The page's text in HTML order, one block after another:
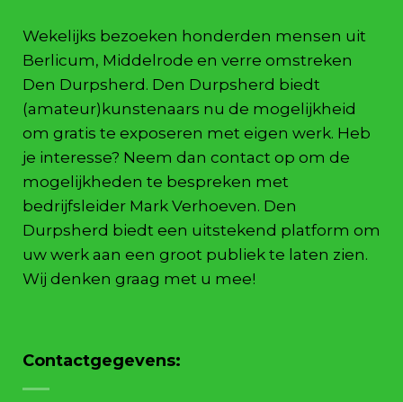
Wekelijks bezoeken honderden mensen uit
Berlicum, Middelrode en verre omstreken
Den Durpsherd. Den Durpsherd biedt
(amateur)kunstenaars nu de mogelijkheid
om gratis te exposeren met eigen werk. Heb
je interesse? Neem dan contact op om de
mogelijkheden te bespreken met
bedrijfsleider Mark Verhoeven. Den
Durpsherd biedt een uitstekend platform om
uw werk aan een groot publiek te laten zien.
Wij denken graag met u mee!
Contactgegevens: